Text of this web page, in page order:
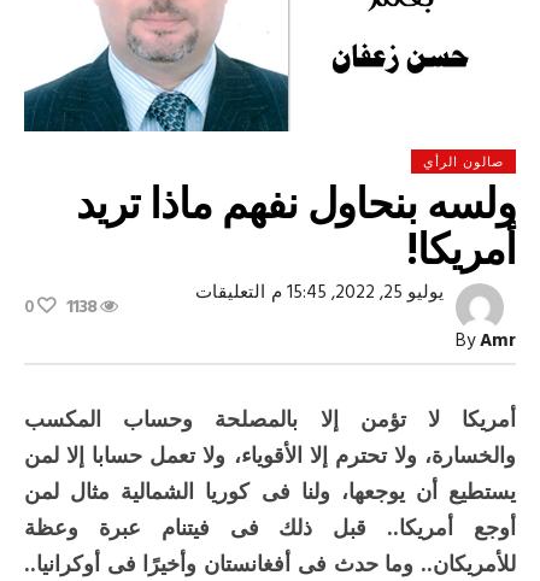
صالون الرأي
ولسه بنحاول نفهم ماذا تريد
أمريكا!
ByAmr
يوليو 25, 2022, 15:45 م التعليقاتعلى
ماذا
مغلقة
1138
0
أمريكا لا تؤمن إلا بالمصلحة وحساب المكسب
والخسارة، ولا تحترم إلا الأقوياء، ولا تعمل حسابا إلا لمن
يستطيع أن يوجعها، ولنا فى كوريا الشمالية مثال لمن
أوجع أمريكا.. قبل ذلك فى فيتنام عبرة وعظة
للأمريكان.. وما حدث فى أفغانستان وأخيرًا فى أوكرانيا..